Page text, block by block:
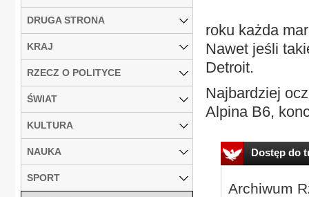
roku każda
Nawet jeśli
Detroit.
Najbardziej
Alpina B6,
Dostęp do
Archiwum
DRUGA STRONA
KRAJ
RZECZ O POLITYCE
ŚWIAT
KULTURA
NAUKA
SPORT